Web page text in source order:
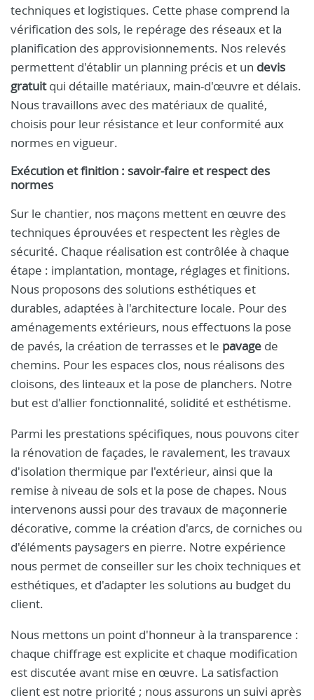
techniques et logistiques. Cette phase comprend la
vérification des sols, le repérage des réseaux et la
planification des approvisionnements. Nos relevés
permettent d'établir un planning précis et un devis
gratuitqui détaille matériaux, main-d'œuvre et délais.
Nous travaillons avec des matériaux de qualité,
choisis pour leur résistance et leur conformité aux
normes en vigueur.
Exécution et finition : savoir-faire et respect des
normes
Sur le chantier, nos maçons mettent en œuvre des
techniques éprouvées et respectent les règles de
sécurité. Chaque réalisation est contrôlée à chaque
étape : implantation, montage, réglages et finitions.
Nous proposons des solutions esthétiques et
durables, adaptées à l'architecture locale. Pour des
aménagements extérieurs, nous effectuons la pose
de pavés, la création de terrasses et le pavage de
chemins. Pour les espaces clos, nous réalisons des
cloisons, des linteaux et la pose de planchers. Notre
but est d'allier fonctionnalité, solidité et esthétisme.
Parmi les prestations spécifiques, nous pouvons citer
la rénovation de façades, le ravalement, les travaux
d'isolation thermique par l'extérieur, ainsi que la
remise à niveau de sols et la pose de chapes. Nous
intervenons aussi pour des travaux de maçonnerie
décorative, comme la création d'arcs, de corniches ou
d'éléments paysagers en pierre. Notre expérience
nous permet de conseiller sur les choix techniques et
esthétiques, et d'adapter les solutions au budget du
client.
Nous mettons un point d'honneur à la transparence :
chaque chiffrage est explicite et chaque modification
est discutée avant mise en œuvre. La satisfaction
client est notre priorité ; nous assurons un suivi après